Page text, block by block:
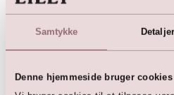
Samtykke Detaljer
Denne hjemmeside bruger cookies